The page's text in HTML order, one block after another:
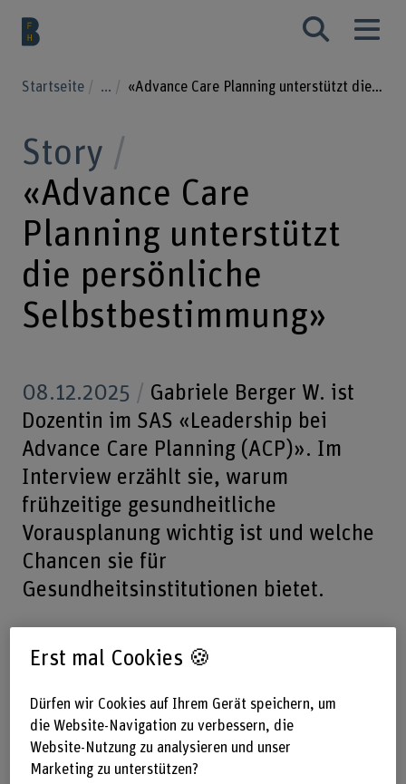
Startseite ... «Advance Care Planning unterstützt die persönliche Selbstbestimmung»
Story
«Advance Care
Planning unterstützt
die persönliche
Selbstbestimmung»
08.12.2025
Gabriele Berger W. ist
Dozentin im SAS «Leadership bei
Advance Care Planning (ACP)». Im
Interview erzählt sie, warum
frühzeitige gesundheitliche
Vorausplanung wichtig ist und welche
Chancen sie für
Gesundheitsinstitutionen bietet.
Gabriele Berger W. ist Advanced Practice Nurse
und unterrichtet im SAS «Leadership bei
Advance Care Planning».
Die Teilnehmenden lernen, ACP nicht nur zu
Erst mal Cookies 🍪
Dürfen wir Cookies auf Ihrem Gerät speichern, um
die Website-Navigation zu verbessern, die
Website-Nutzung zu analysieren und unser
Marketing zu unterstützen?